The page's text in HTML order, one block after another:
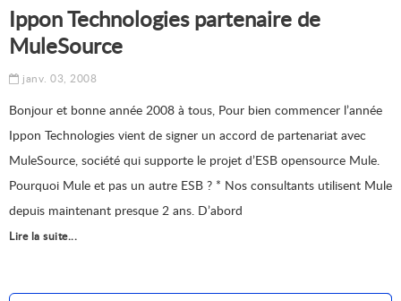
Ippon Technologies partenaire de
MuleSource
janv. 03, 2008
Bonjour et bonne année 2008 à tous, Pour bien commencer l’année
Ippon Technologies vient de signer un accord de partenariat avec
MuleSource, société qui supporte le projet d’ESB opensource Mule.
Pourquoi Mule et pas un autre ESB ? * Nos consultants utilisent Mule
depuis maintenant presque 2 ans. D’abord
Lire la suite...